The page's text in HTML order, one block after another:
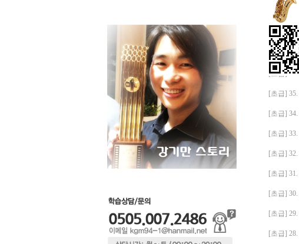
[초급]
[초급]
[초급]
[초급]
[초급]
[초급]
[초급]
[초급]
[초급]
[초급]
[초급]
[초급]